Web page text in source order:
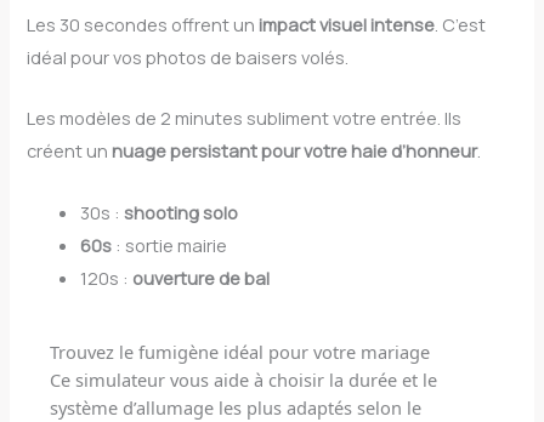
Les 30 secondes offrent un impact visuel intense . C’est
idéal pour vos photos de baisers volés.
Les modèles de 2 minutes subliment votre entrée. Ils
créent un nuage persistant pour votre haie d’honneur.
30s :shooting solo
60s : sortie mairie
120s : ouverture de bal
Trouvez le fumigène idéal pour votre mariage
Ce simulateur vous aide à choisir la durée et le
système d’allumage les plus adaptés selon le